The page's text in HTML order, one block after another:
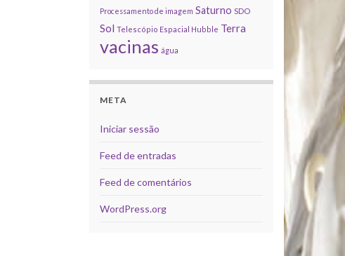
Processamento de imagem Saturno SDO
Sol Telescópio Espacial Hubble Terra
vacinas água
META
Iniciar sessão
Feed de entradas
Feed de comentários
WordPress.org